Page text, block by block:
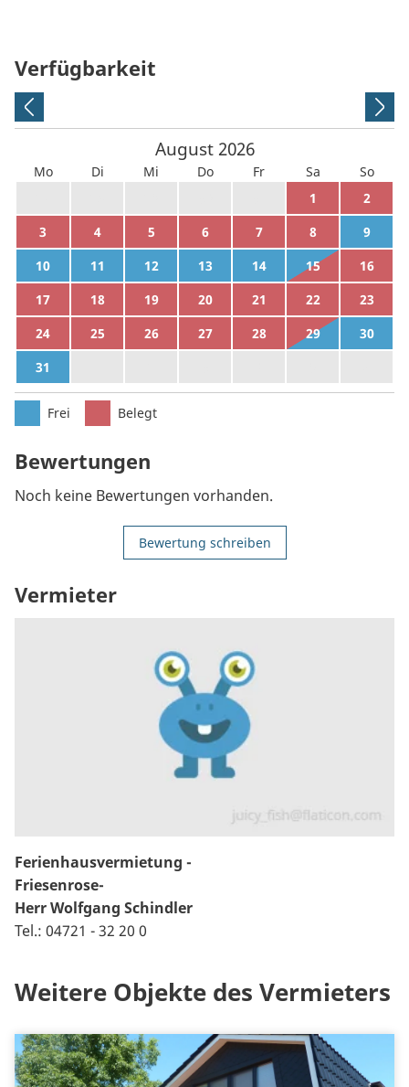
Verfügbarkeit
August 2026
Mo Di Mi Do Fr Sa
So
1
2
3
4 5 6 7 8
9
10
11 12 13 14 15
16
17
18 19 20 21 22
23
24
25 26 27 28 29
30
31
Frei Belegt
Bewertungen
Noch keine Bewertungen vorhanden.
Bewertung schreiben
Vermieter
Ferienhausvermietung -
Friesenrose-
Herr Wolfgang Schindler
Tel.: 04721 - 32 20 0
Weitere Objekte des Vermieters